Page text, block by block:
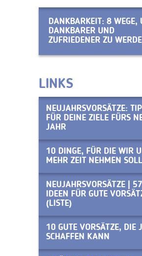
DANKBARKEIT: 8 WEGE,
DANKBARER UND
ZUFRIEDENER ZU
LINKS
NEUJAHRSVORSÄTZE:
FÜR DEINE ZIELE FÜRS
JAHR
10 DINGE, FÜR DIE WIR
MEHR ZEIT NEHMEN
NEUJAHRSVORSÄTZE | 57
IDEEN FÜR GUTE
(LISTE)
10 GUTE VORSÄTZE, DIE
SCHAFFEN KANN